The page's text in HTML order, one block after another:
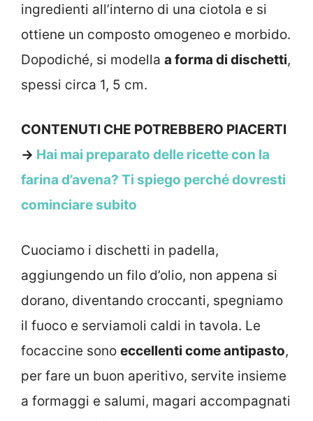
ingredienti all’interno di una ciotola e si
ottiene un composto omogeneo e morbido.
Dopodiché, si modella a forma di dischetti,
spessi circa 1, 5 cm.
CONTENUTI CHE POTREBBERO PIACERTI
→ Hai mai preparato delle ricette con la
farina d’avena? Ti spiego perché dovresti
cominciare subito
Cuociamo i dischetti in padella,
aggiungendo un filo d’olio, non appena si
dorano, diventando croccanti, spegniamo
il fuoco e serviamoli caldi in tavola. Le
focaccine sono eccellenti come antipasto,
per fare un buon aperitivo, servite insieme
a formaggi e salumi, magari accompagnati